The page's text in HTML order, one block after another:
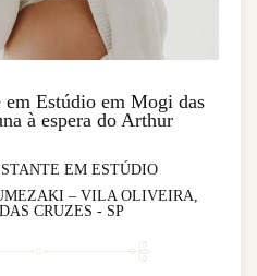
em Estúdio em Mogi das
à espera do Arthur
EM ESTÚDIO
– VILA OLIVEIRA,
CRUZES - SP